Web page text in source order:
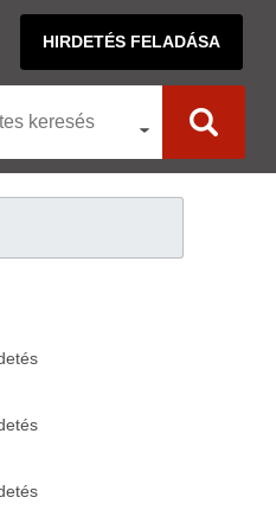
HIRDETÉS FELADÁSA
keresés